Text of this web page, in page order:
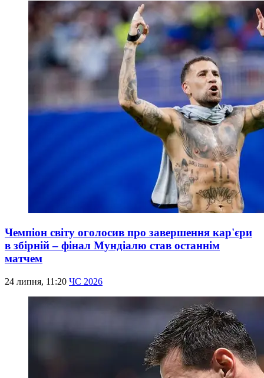
Чемпіон світу оголосив про завершення кар'єри
в збірній – фінал Мундіалю став останнім
матчем
24 липня, 11:20 ЧС 2026